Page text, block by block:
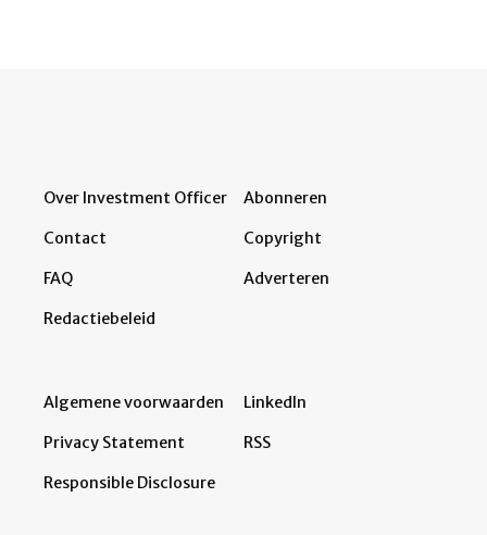
Over Investment Officer
Contact
FAQ
Redactiebeleid
Abonneren
Copyright
Adverteren
Algemene voorwaarden
Privacy Statement
Responsible Disclosure
LinkedIn
RSS